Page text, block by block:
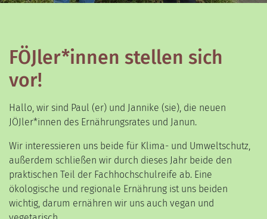
FÖJler*innen stellen sich
vor!
Hallo, wir sind Paul (er) und Jannike (sie), die neuen
JÖJler*innen des Ernährungsrates und Janun.
Wir interessieren uns beide für Klima- und Umweltschutz,
außerdem schließen wir durch dieses Jahr beide den
praktischen Teil der Fachhochschulreife ab. Eine
ökologische und regionale Ernährung ist uns beiden
wichtig, darum ernähren wir uns auch vegan und